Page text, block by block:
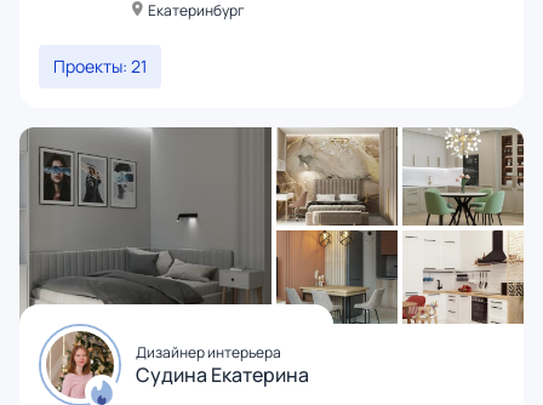
Екатеринбург
Проекты: 21
Дизайнер интерьера
Судина Екатерина